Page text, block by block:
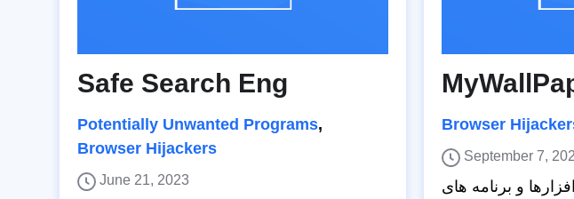
Safe Search Eng
Potentially Unwanted Programs,
Browser Hijackers
June 21, 2023
Browser
September 7,
و برنامه های